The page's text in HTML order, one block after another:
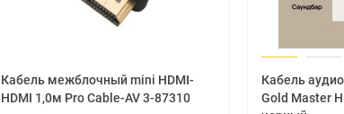
Кабель межблочный mini HDMI-
HDMI 1,0м Pro Cable-AV 3-87310
Кабель
Gold Master